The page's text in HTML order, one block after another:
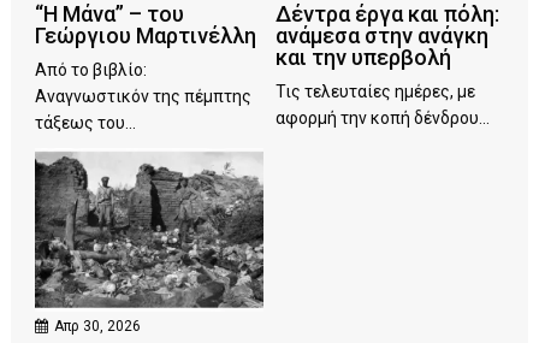
“Η Μάνα” – του
Γεώργιου Μαρτινέλλη
Από το βιβλίο:
Αναγνωστικόν της πέμπτης
τάξεως του...
Δέντρα έργα και πόλη:
ανάμεσα στην ανάγκη
και την υπερβολή
Τις τελευταίες ημέρες, με
αφορμή την κοπή δένδρου...
Απρ 30, 2026